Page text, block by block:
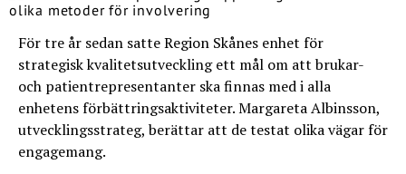
För tre år sedan satte Region Skånes enhet för
strategisk kvalitetsutveckling ett mål om att brukar-
och patientrepresentanter ska finnas med i alla
enhetens förbättringsaktiviteter. Margareta Albinsson,
utvecklingsstrateg, berättar att de testat olika vägar för
engagemang.